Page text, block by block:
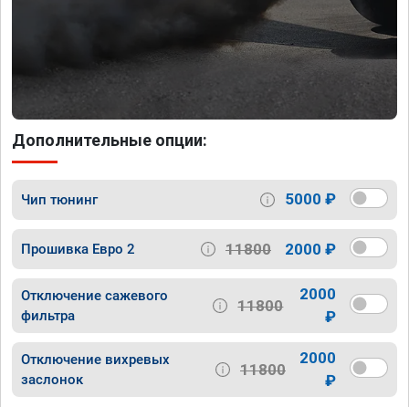
Дополнительные опции:
Чип тюнинг 5000 ₽
Прошивка Евро 2 11800 2000 ₽
Отключение сажевого
фильтра
11800
2000
₽
Отключение вихревых
заслонок
11800
2000
₽